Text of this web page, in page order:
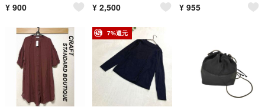
¥ 900 ¥ 2,500 ¥ 955
7%還元